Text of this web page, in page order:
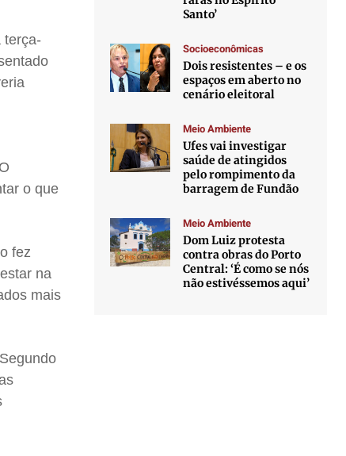
terça-
o que
fez
na
mais
Santo’
Socioeconômicas
Dois resistentes – e os
espaços em aberto no
cenário eleitoral
Meio Ambiente
Ufes vai investigar
saúde de atingidos
pelo rompimento da
barragem de Fundão
Meio Ambiente
Dom Luiz protesta
contra obras do Porto
Central: ‘É como se nós
não estivéssemos aqui’